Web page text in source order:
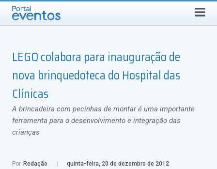
Select Language ▼
LEGO colabora para inauguração de
nova brinquedoteca do Hospital das
Clínicas
A brincadeira com pecinhas de montar é uma importante
ferramenta para o desenvolvimento e integração das
crianças
Por Redação quinta-feira, 20 de dezembro de 2012